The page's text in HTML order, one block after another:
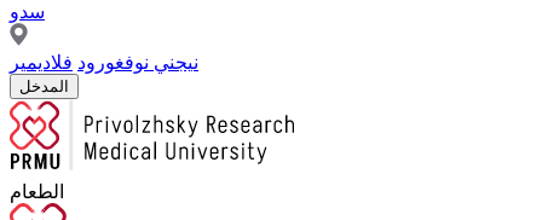
سدو
نيجني نوفغورود فلاديمير
المدخل
الطعام